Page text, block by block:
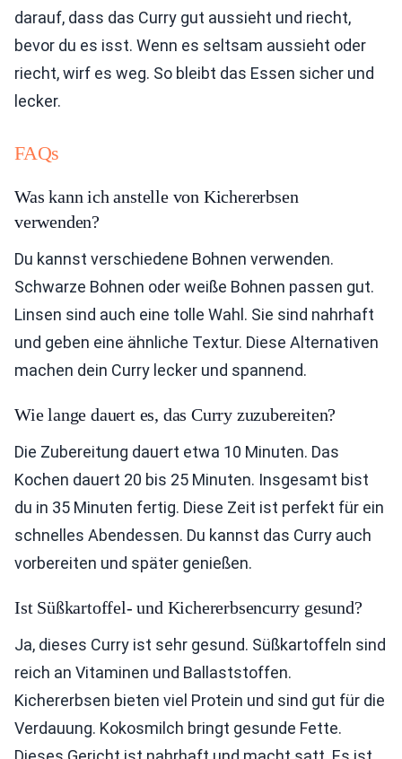
darauf, dass das Curry gut aussieht und riecht,
bevor du es isst. Wenn es seltsam aussieht oder
riecht, wirf es weg. So bleibt das Essen sicher und
lecker.
FAQs
Was kann ich anstelle von Kichererbsen
verwenden?
Du kannst verschiedene Bohnen verwenden.
Schwarze Bohnen oder weiße Bohnen passen gut.
Linsen sind auch eine tolle Wahl. Sie sind nahrhaft
und geben eine ähnliche Textur. Diese Alternativen
machen dein Curry lecker und spannend.
Wie lange dauert es, das Curry zuzubereiten?
Die Zubereitung dauert etwa 10 Minuten. Das
Kochen dauert 20 bis 25 Minuten. Insgesamt bist
du in 35 Minuten fertig. Diese Zeit ist perfekt für ein
schnelles Abendessen. Du kannst das Curry auch
vorbereiten und später genießen.
Ist Süßkartoffel- und Kichererbsencurry gesund?
Ja, dieses Curry ist sehr gesund. Süßkartoffeln sind
reich an Vitaminen und Ballaststoffen.
Kichererbsen bieten viel Protein und sind gut für die
Verdauung. Kokosmilch bringt gesunde Fette.